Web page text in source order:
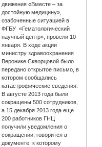
движения «Вместе – за
достойную медицину»,
озабоченные ситуацией в
ФГБУ «Гематологический
научный центр», провели 10
января. В ходе акции
министру здравоохранения
Веронике Скворцовой было
передано открытое письмо, в
котором сообщались
катастрофические сведения.
В августе 2013 года были
сокращены 500 сотрудников,
а 15 декабря 2013 года еще
200 работников ГНЦ
получили уведомления о
сокращении, говорится в
документе, к которому